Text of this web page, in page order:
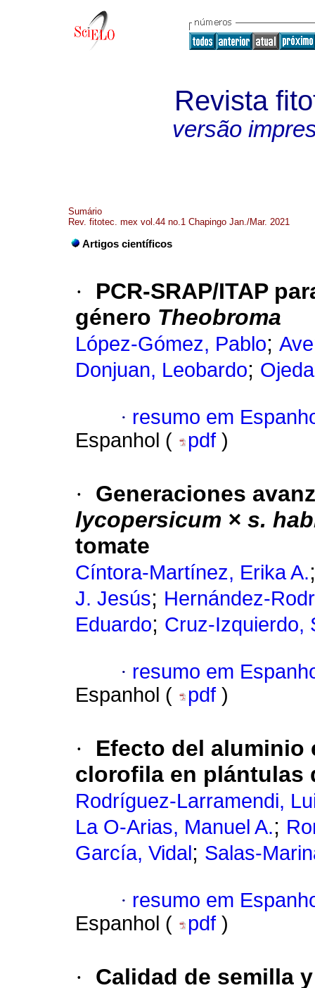
Revista
versão
Sumário
Rev. fitotec. mex vol.44 no.1 Chapingo Jan./Mar. 2021
Artigos científicos
·
PCR-SRAP/ITAP
género Theobroma
López-Gómez, Pablo;
Donjuan, Leobardo;
· resumo em
Espanhol (
pdf )
·
Generaciones
lycopersicum × s.
tomate
Cíntora-Martínez, Erika A.
J. Jesús; Hernández-
Eduardo; Cruz-Izquierdo,
· resumo em
Espanhol (
pdf )
·
Efecto del aluminio
clorofila en plántulas
Rodríguez-Larramendi,
La O-Arias, Manuel A.;
García, Vidal ; Salas-
· resumo em
Espanhol (
pdf )
·
Calidad de semilla